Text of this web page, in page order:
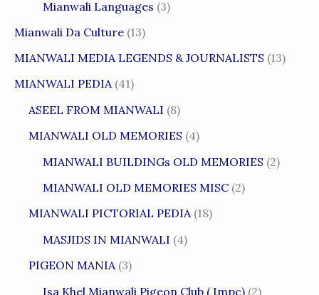
Mianwali Languages (3)
Mianwali Da Culture (13)
MIANWALI MEDIA LEGENDS & JOURNALISTS (13)
MIANWALI PEDIA(41)
ASEEL FROM MIANWALI (8)
MIANWALI OLD MEMORIES (4)
MIANWALI BUILDINGs OLD MEMORIES (2)
MIANWALI OLD MEMORIES MISC (2)
MIANWALI PICTORIAL PEDIA(18)
MASJIDS IN MIANWALI (4)
PIGEON MANIA(3)
Isa Khel Mianwali Pigeon Club ( Impc) (2)